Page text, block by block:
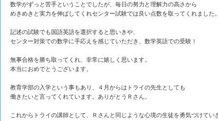
数学がずっと苦手ということでしたが、毎日の努力と理解力の高さから
めきめきと実力を伸ばしてくれセンター試験では良い点数を取ってくれました
記述の試験でも国語英語を選択すると思いきや、
センター対策での数学に手応えを感じていただき、数学英語での受験！
無事合格を勝ち取ってくれ、非常に嬉しく思います。
本当におめでとうございます。
教育学部の入学という事もあり、４月からはトライの先生としても
働きたいと言ってくれています。ありがとうＲさん。
これからトライの講師として、Ｒさんと同じような心境の生徒を勇気づけてい